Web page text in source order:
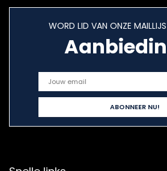
WORD LID VAN ONZE